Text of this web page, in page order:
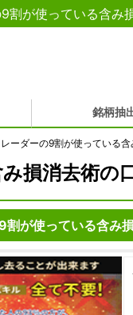
割が使っている含み
銘柄抽
ーダーの9割が使っている
損消去術の
割が使っている含み